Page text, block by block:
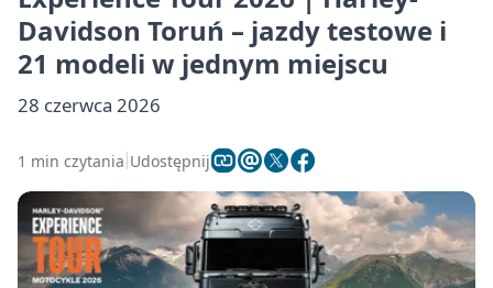
Davidson Toruń – jazdy testowe i
21 modeli w jednym miejscu
28 czerwca 2026
1 min czytania Udostępnij